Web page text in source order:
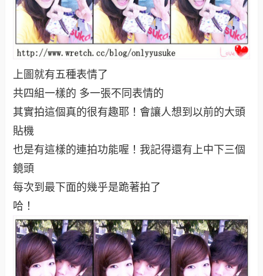
上圖就有五種表情了
共四組一樣的 多一張不同表情的
其實拍這個真的很有趣耶！會讓人想到以前的大頭
貼機
也是有這樣的連拍功能喔！我記得還有上中下三個
鏡頭
每次到最下面的幾乎是跪著拍了
哈！